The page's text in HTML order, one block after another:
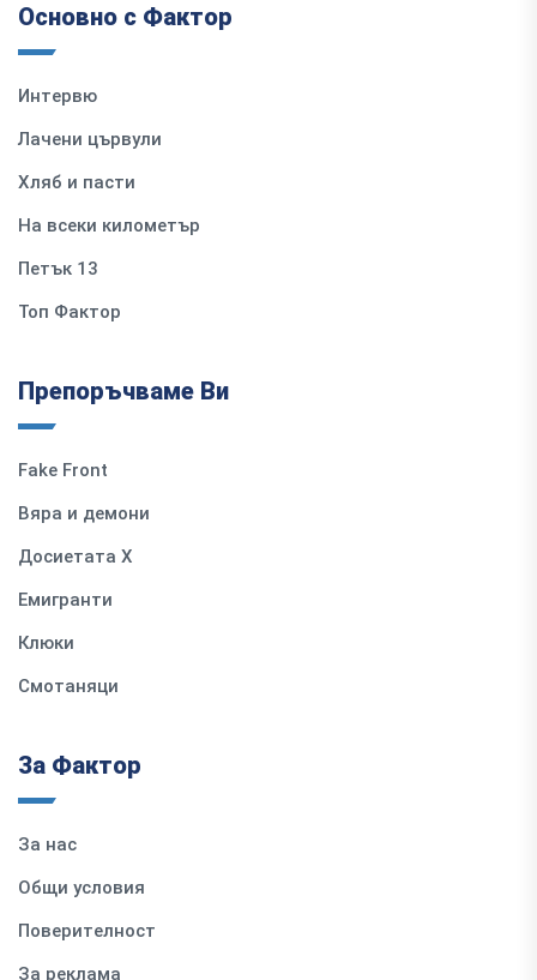
Основно с Фактор
Интервю
Лачени цървули
Хляб и пасти
На всеки километър
Петък 13
Топ Фактор
Препоръчваме Ви
Fake Front
Вяра и демони
Досиетата Х
Емигранти
Клюки
Смотаняци
За Фактор
За нас
Общи условия
Поверителност
За реклама